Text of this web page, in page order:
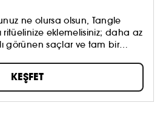
ne olursa olsun, Tangle
ritüelinize eklemelisiniz; daha az
görünen saçlar ve tam bir
KEŞFET